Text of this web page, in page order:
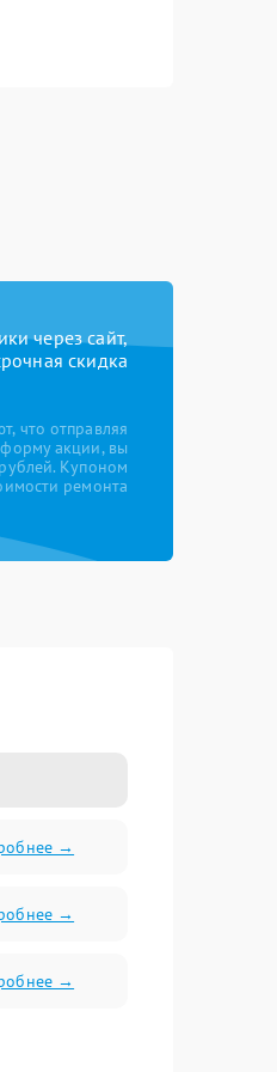
через сайт,
скидка
что отправляя
акции, вы
Купоном
ремонта
→
→
→